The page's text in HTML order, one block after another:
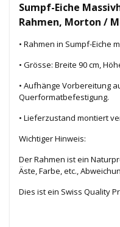
Sumpf-Eiche
Rahmen, Morton /
• Rahmen in Sumpf-Eiche
• Grösse: Breite 90 cm,
• Aufhänge Vorbereitung
Querformatbefestigung.
• Lieferzustand montiert
Wichtiger Hinweis:
Der Rahmen ist ein
Äste, Farbe, etc.,
Dies ist ein Swiss Quality